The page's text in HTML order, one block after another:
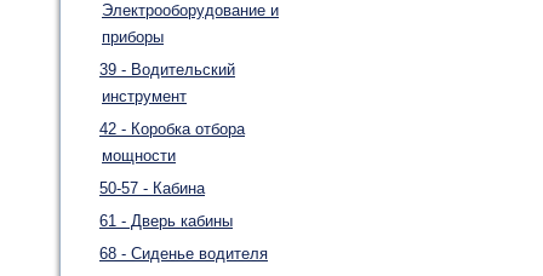
Электрооборудование и
приборы
39 - Водительский
инструмент
42 - Коробка отбора
мощности
50-57 - Кабина
61 - Дверь кабины
68 - Сиденье водителя